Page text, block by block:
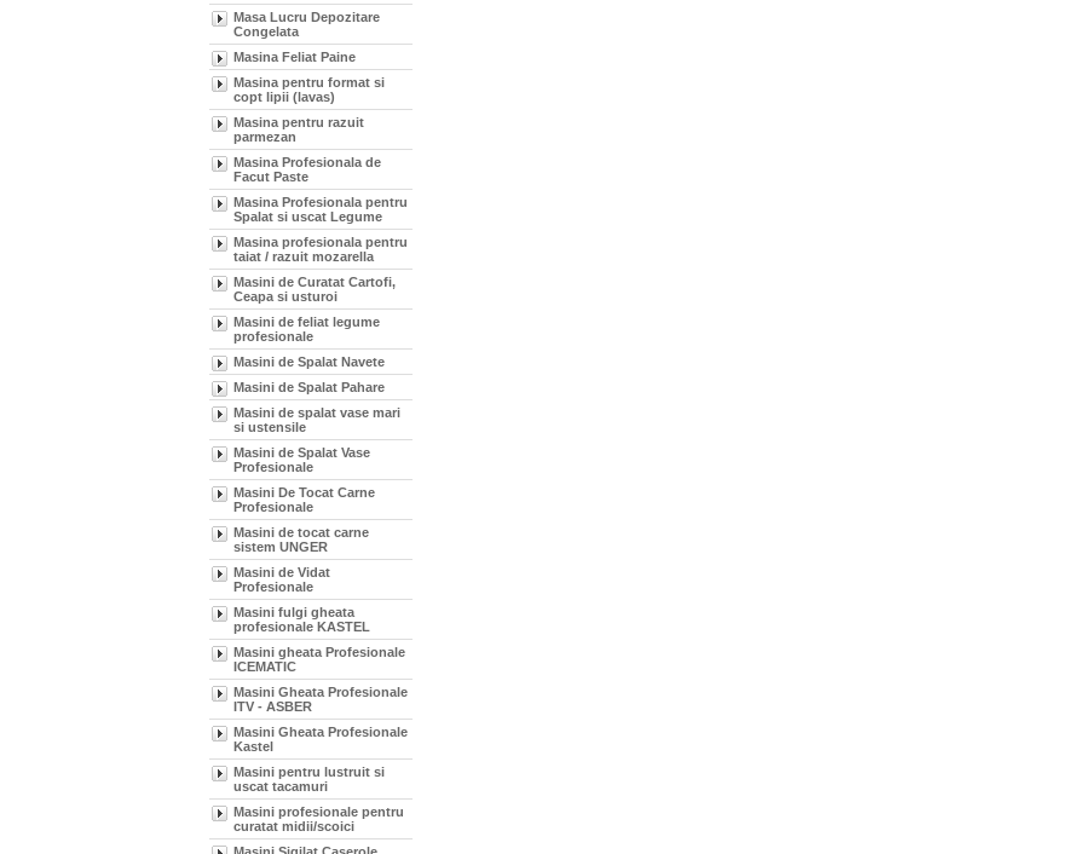
Masa Lucru Depozitare
Congelata
Masina Feliat Paine
Masina pentru format si
copt lipii (lavas)
Masina pentru razuit
parmezan
Masina Profesionala de
Facut Paste
Masina Profesionala pentru
Spalat si uscat Legume
Masina profesionala pentru
taiat / razuit mozarella
Masini de Curatat Cartofi,
Ceapa si usturoi
Masini de feliat legume
profesionale
Masini de Spalat Navete
Masini de Spalat Pahare
Masini de spalat vase mari
si ustensile
Masini de Spalat Vase
Profesionale
Masini De Tocat Carne
Profesionale
Masini de tocat carne
sistem UNGER
Masini de Vidat
Profesionale
Masini fulgi gheata
profesionale KASTEL
Masini gheata Profesionale
ICEMATIC
Masini Gheata Profesionale
ITV - ASBER
Masini Gheata Profesionale
Kastel
Masini pentru lustruit si
uscat tacamuri
Masini profesionale pentru
curatat midii/scoici